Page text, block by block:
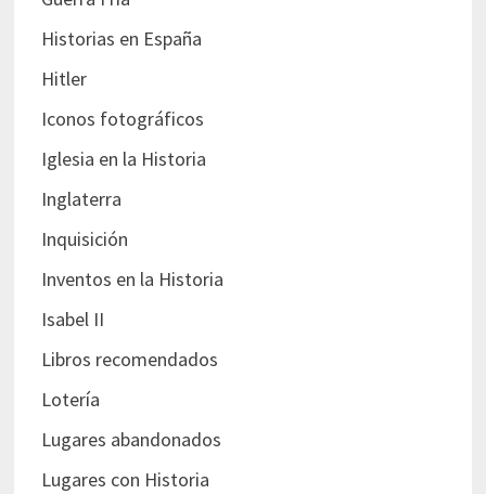
Historias en España
Hitler
Iconos fotográficos
Iglesia en la Historia
Inglaterra
Inquisición
Inventos en la Historia
Isabel II
Libros recomendados
Lotería
Lugares abandonados
Lugares con Historia